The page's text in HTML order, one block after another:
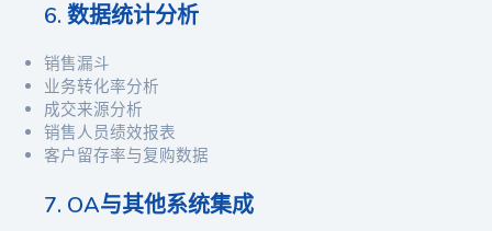
6. 数据统计分析
销售漏斗
业务转化率分析
成交来源分析
销售人员绩效报表
客户留存率与复购数据
7. OA与其他系统集成